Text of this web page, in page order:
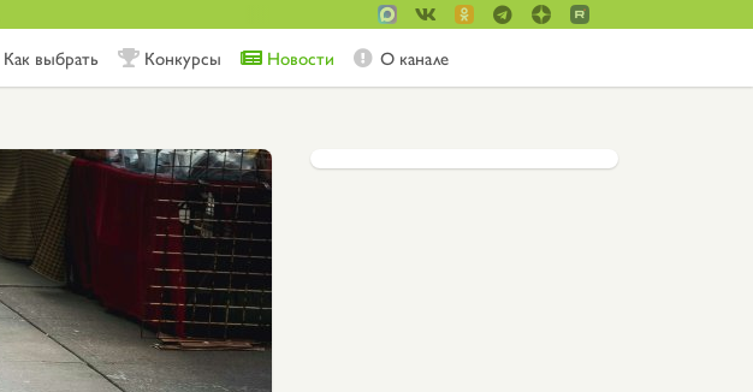
Как выбрать Конкурсы Новости О канале